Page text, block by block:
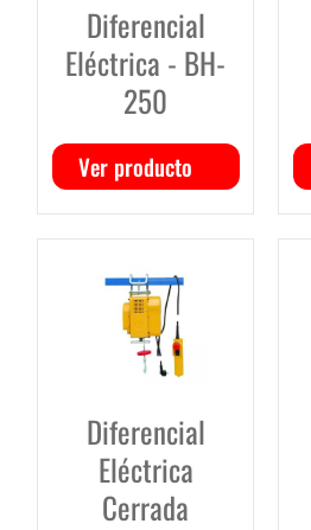
Diferencial
Eléctrica - BH-
250
Ver producto
Diferencial
Eléctrica
Cerrada